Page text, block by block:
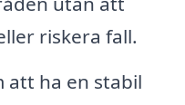
riskera fall.
att ha en stabil